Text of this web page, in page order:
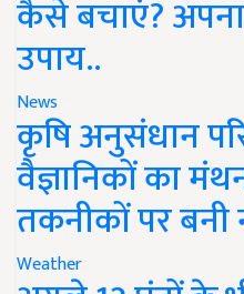
कैसे बचाएं?
उपाय..
News
कृषि अनुसंधान
वैज्ञानिकों का
तकनीकों पर बनी
Weather